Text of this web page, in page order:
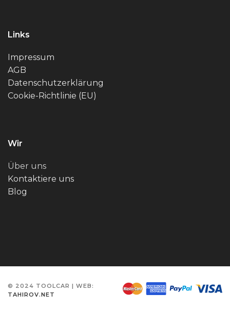
Links
Impressum
AGB
Datenschutzerklärung
Cookie-Richtlinie (EU)
Wir
Über uns
Kontaktiere uns
Blog
© 2024 TOOLCAR | WEB:
TAHIROV.NET